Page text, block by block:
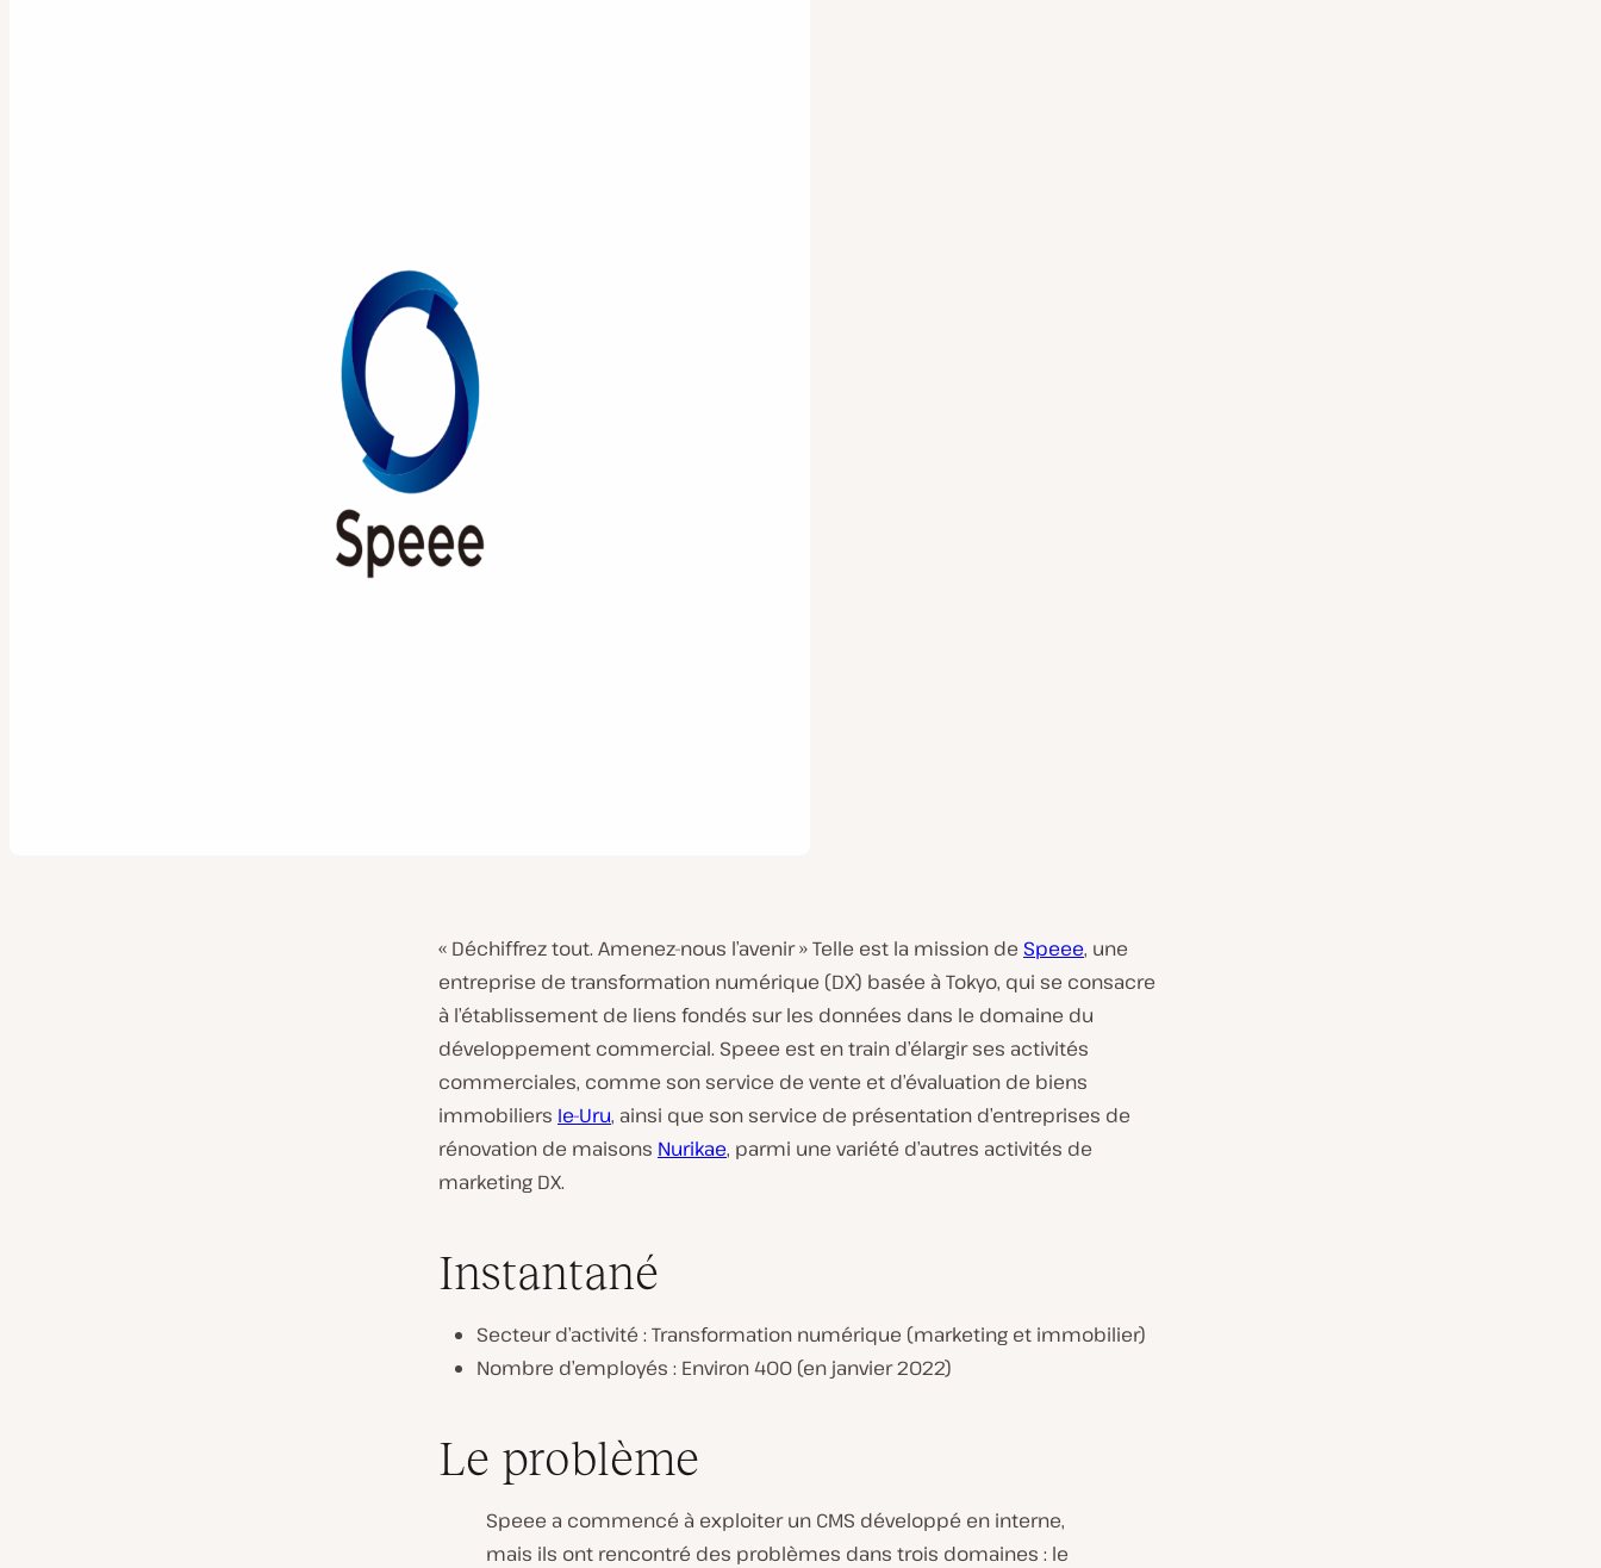
« Déchiffrez tout. Amenez-nous l’avenir » Telle est la mission de Speee, une
entreprise de transformation numérique (DX) basée à Tokyo, qui se consacre
à l’établissement de liens fondés sur les données dans le domaine du
développement commercial. Speee est en train d’élargir ses activités
commerciales, comme son service de vente et d’évaluation de biens
immobiliers Ie-Uru, ainsi que son service de présentation d’entreprises de
rénovation de maisons Nurikae, parmi une variété d’autres activités de
marketing DX.
Instantané
Secteur d’activité : Transformation numérique (marketing et immobilier)
Nombre d’employés : Environ 400 (en janvier 2022)
Le problème
Speee a commencé à exploiter un CMS développé en interne,
mais ils ont rencontré des problèmes dans trois domaines : le